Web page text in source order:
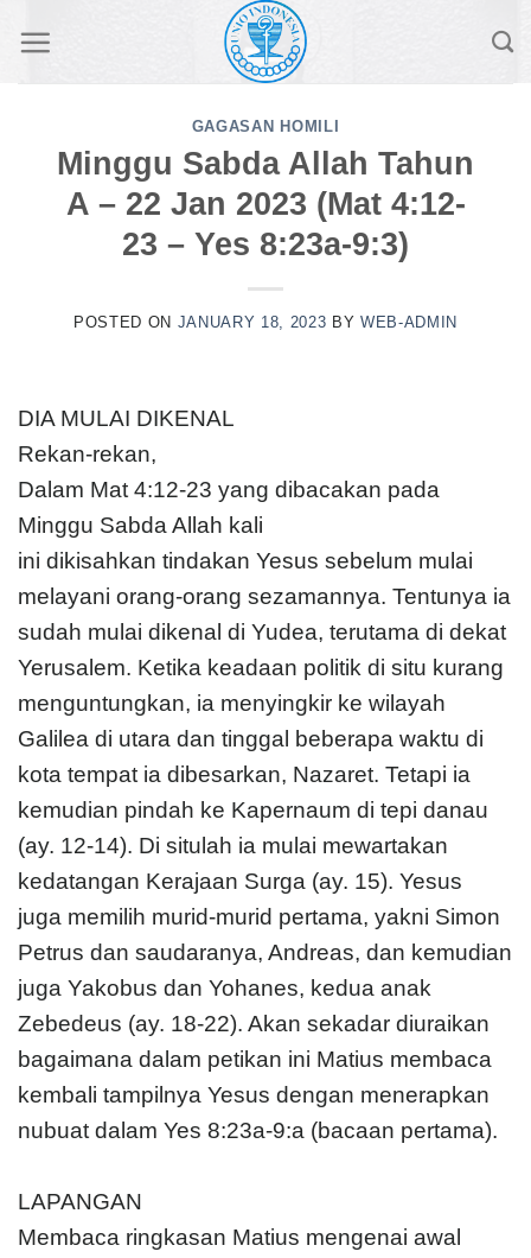
GAGASAN HOMILI
Minggu Sabda Allah Tahun
A – 22 Jan 2023 (Mat 4:12-
23 – Yes 8:23a-9:3)
POSTED ON JANUARY 18, 2023 BYWEB-ADMIN
DIA MULAI DIKENAL
Rekan-rekan,
Dalam Mat 4:12-23 yang dibacakan pada
Minggu Sabda Allah kali
ini dikisahkan tindakan Yesus sebelum mulai
melayani orang-orang sezamannya. Tentunya ia
sudah mulai dikenal di Yudea, terutama di dekat
Yerusalem. Ketika keadaan politik di situ kurang
menguntungkan, ia menyingkir ke wilayah
Galilea di utara dan tinggal beberapa waktu di
kota tempat ia dibesarkan, Nazaret. Tetapi ia
kemudian pindah ke Kapernaum di tepi danau
(ay. 12-14). Di situlah ia mulai mewartakan
kedatangan Kerajaan Surga (ay. 15). Yesus
juga memilih murid-murid pertama, yakni Simon
Petrus dan saudaranya, Andreas, dan kemudian
juga Yakobus dan Yohanes, kedua anak
Zebedeus (ay. 18-22). Akan sekadar diuraikan
bagaimana dalam petikan ini Matius membaca
kembali tampilnya Yesus dengan menerapkan
nubuat dalam Yes 8:23a-9:a (bacaan pertama).
LAPANGAN
Membaca ringkasan Matius mengenai awal